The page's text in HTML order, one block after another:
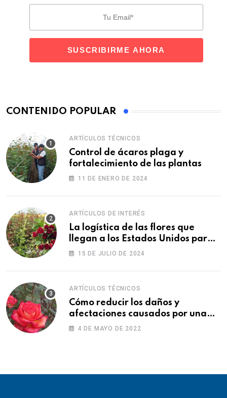
CONTENIDO POPULAR
ARTÍCULOS TÉCNICOS
Control de ácaros plaga y
fortalecimiento de las plantas
11 DE ENERO DE 2024
ARTÍCULOS DE INTERÉS
La logística de las flores que
llegan a los Estados Unidos para
las fiestas
15 DE JULIO DE 2024
ARTÍCULOS TÉCNICOS
Cómo reducir los daños y
afectaciones causados por una
fitotoxicidad
4 DE MAYO DE 2022